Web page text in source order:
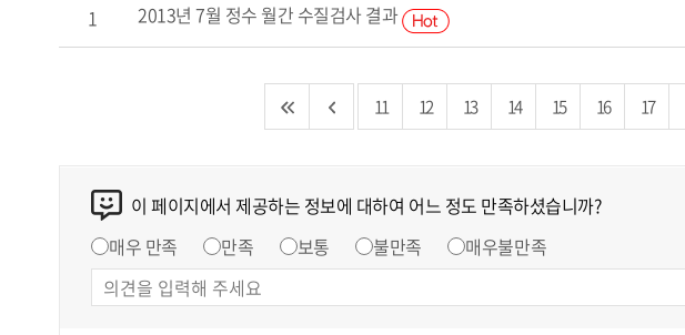
1 2013년 7월 정수 월간 수질검사 결과
11 12 13 14 15 16 17
이 페이지에서 제공하는 정보에 대하여 어느 정도 만족하셨습니까?
매우 만족
만족 보통 불만족 매우불만족